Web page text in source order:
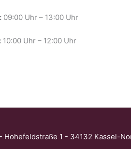
09:00 Uhr – 13:00 Uhr
10:00 Uhr – 12:00 Uhr
1 - 34132 Kassel-